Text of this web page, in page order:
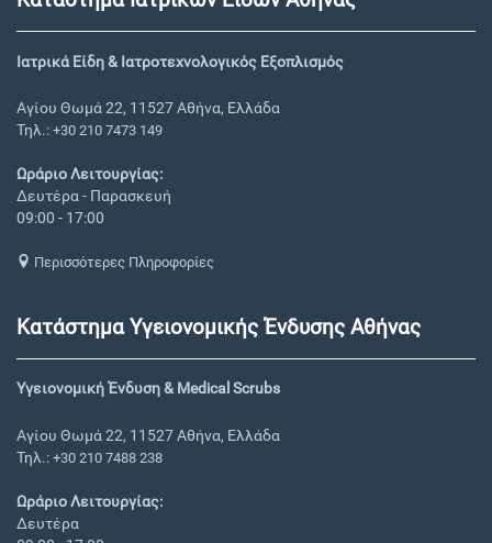
Ιατρικά Είδη & Ιατροτεχνολογικός Εξοπλισμός
Αγίου Θωμά 22, 11527 Αθήνα, Ελλάδα
Τηλ.: +30 210 7473 149
Ωράριο Λειτουργίας:
Δευτέρα - Παρασκευή
09:00 - 17:00
Περισσότερες Πληροφορίες
Κατάστημα Υγειονομικής Ένδυσης Αθήνας
Υγειονομική Ένδυση & Medical Scrubs
Αγίου Θωμά 22, 11527 Αθήνα, Ελλάδα
Τηλ.: +30 210 7488 238
Ωράριο Λειτουργίας:
Δευτέρα